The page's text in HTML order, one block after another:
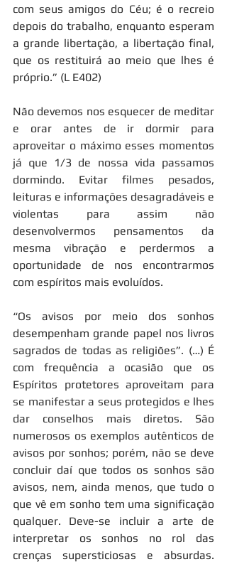
com seus amigos do Céu; é o recreio
depois do trabalho, enquanto esperam
a grande libertação, a libertação final,
que os restituirá ao meio que lhes é
próprio.” (L E402)
Não devemos nos esquecer de meditar
e orar antes de ir dormir para
aproveitar o máximo esses momentos
já que 1/3 de nossa vida passamos
dormindo. Evitar filmes pesados,
leituras e informações desagradáveis e
violentas para assim não
desenvolvermos pensamentos da
mesma vibração e perdermos a
oportunidade de nos encontrarmos
com espíritos mais evoluídos.
“Os avisos por meio dos sonhos
desempenham grande papel nos livros
sagrados de todas as religiões”. (…) É
com frequência a ocasião que os
Espíritos protetores aproveitam para
se manifestar a seus protegidos e lhes
dar conselhos mais diretos. São
numerosos os exemplos autênticos de
avisos por sonhos; porém, não se deve
concluir daí que todos os sonhos são
avisos, nem, ainda menos, que tudo o
que vê em sonho tem uma significação
qualquer. Deve-se incluir a arte de
interpretar os sonhos no rol das
crenças supersticiosas e absurdas.